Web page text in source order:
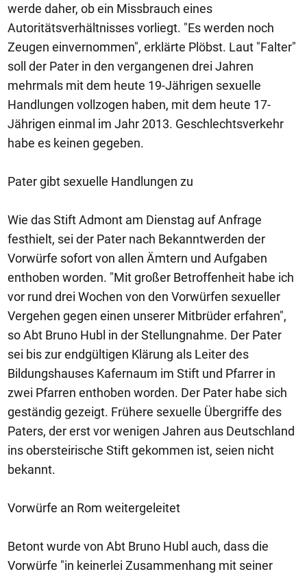
werde daher, ob ein Missbrauch eines
Autoritätsverhältnisses vorliegt. "Es werden noch
Zeugen einvernommen", erklärte Plöbst. Laut "Falter"
soll der Pater in den vergangenen drei Jahren
mehrmals mit dem heute 19-Jährigen sexuelle
Handlungen vollzogen haben, mit dem heute 17-
Jährigen einmal im Jahr 2013. Geschlechtsverkehr
habe es keinen gegeben.
Pater gibt sexuelle Handlungen zu
Wie das Stift Admont am Dienstag auf Anfrage
festhielt, sei der Pater nach Bekanntwerden der
Vorwürfe sofort von allen Ämtern und Aufgaben
enthoben worden. "Mit großer Betroffenheit habe ich
vor rund drei Wochen von den Vorwürfen sexueller
Vergehen gegen einen unserer Mitbrüder erfahren",
so Abt Bruno Hubl in der Stellungnahme. Der Pater
sei bis zur endgültigen Klärung als Leiter des
Bildungshauses Kafernaum im Stift und Pfarrer in
zwei Pfarren enthoben worden. Der Pater habe sich
geständig gezeigt. Frühere sexuelle Übergriffe des
Paters, der erst vor wenigen Jahren aus Deutschland
ins obersteirische Stift gekommen ist, seien nicht
bekannt.
Vorwürfe an Rom weitergeleitet
Betont wurde von Abt Bruno Hubl auch, dass die
Vorwürfe "in keinerlei Zusammenhang mit seiner